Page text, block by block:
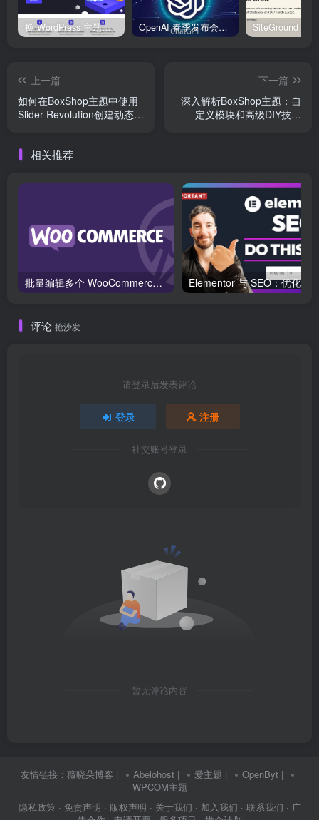
换 WordPress 主题前先看这份清单：Kadence、Blocksy Pro 与 WoodMart 的实操配置教程 OpenAI 春季发布会：全新 GPT-4o 多模态模型发布，实时互动及免费用户升级全面开启
上一篇
如何在BoxShop主题中使用
Slider Revolution创建动态网
下一篇
深入解析BoxShop主题：自
定义模块和高级DIY技巧
相关推荐
批量编辑多个 WooCommerce 产品变体价格的 2 个方法？
评论 抢沙发
请登录后发表评论
登录 注册
社交账号登录
暂无评论内容
友情链接： 薇晓朵博客 | Abelohost | 爱主题 | OpenByt |
WPCOM主题
隐私政策 · 免责声明 · 版权声明 · 关于我们 · 加入我们 · 联系我们 · 广